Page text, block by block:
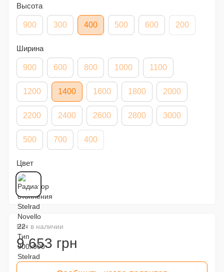
Высота
900 300 400 500 600 200
Ширина
900 600 800 1000 1100
1200 1400 1600 1800 2000
2200 2400 2600 2800 3000
500 700 400
Цвет
Нет в наличии
9 653 грн